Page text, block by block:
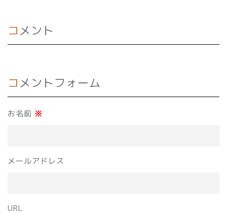
コメント
コメントフォーム
お名前 ※
メールアドレス
URL